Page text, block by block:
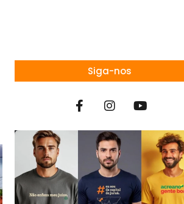
Siga-nos